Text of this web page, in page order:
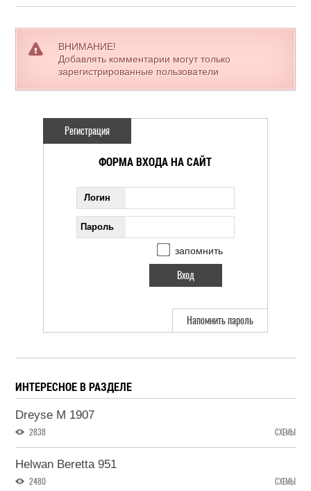
ВНИМАНИЕ!
Добавлять комментарии могут только
зарегистрированные пользователи
Регистрация
ФОРМА ВХОДА НА САЙТ
Логин
Пароль
запомнить
Напомнить пароль
ИНТЕРЕСНОЕ В РАЗДЕЛЕ
Dreyse M 1907
2838 СХЕМЫ
Helwan Beretta 951
2480 СХЕМЫ